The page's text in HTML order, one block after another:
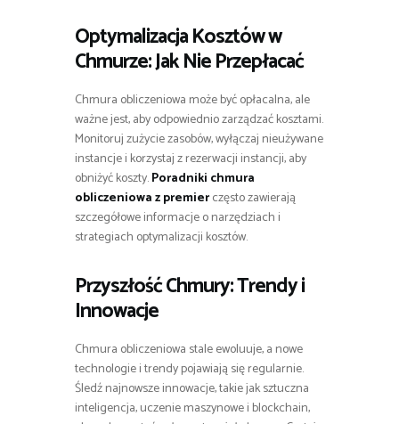
Optymalizacja Kosztów w
Chmurze: Jak Nie Przepłacać
Chmura obliczeniowa może być opłacalna, ale
ważne jest, aby odpowiednio zarządzać kosztami.
Monitoruj zużycie zasobów, wyłączaj nieużywane
instancje i korzystaj z rezerwacji instancji, aby
obniżyć koszty.Poradniki chmura
obliczeniowa z premierczęsto zawierają
szczegółowe informacje o narzędziach i
strategiach optymalizacji kosztów.
Przyszłość Chmury: Trendy i
Innowacje
Chmura obliczeniowa stale ewoluuje, a nowe
technologie i trendy pojawiają się regularnie.
Śledź najnowsze innowacje, takie jak sztuczna
inteligencja, uczenie maszynowe i blockchain,